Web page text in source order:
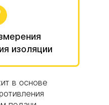
изоляции
в основе